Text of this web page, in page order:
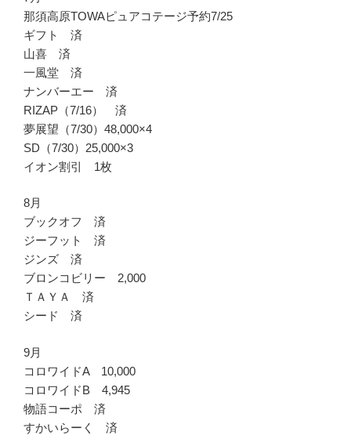
那須高原TOWAピュアコテージ予約7/25
ギフト 済
山喜 済
一風堂 済
ナンバーエー 済
RIZAP（7/16） 済
夢展望（7/30）48,000×4
SD（7/30）25,000×3
イオン割引 1枚
8月
ブックオフ 済
ジーフット 済
ジンズ 済
ブロンコビリー 2,000
ＴＡＹＡ 済
シード 済
9月
コロワイドA 10,000
コロワイドB 4,945
物語コーポ 済
すかいらーく 済